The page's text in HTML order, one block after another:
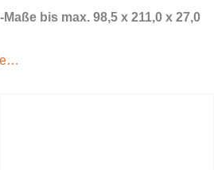
bis max. 98,5 x 211,0 x 27,0